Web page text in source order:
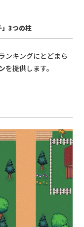
」3つの柱
ンキングにとどまら
を提供します。